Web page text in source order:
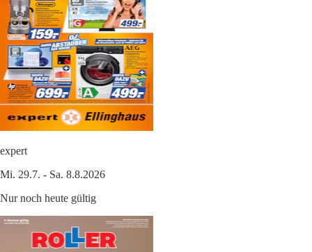
expert
Mi. 29.7. - Sa. 8.8.2026
Nur noch heute gültig